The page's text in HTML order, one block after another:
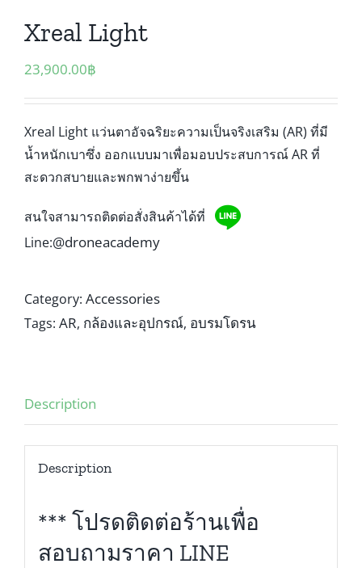
Xreal Light
23,900.00฿
Xreal Light แว่นตาอัจฉริยะความเป็นจริงเสริม (AR) ที่มี
น้ำหนักเบาซึ่ง ออกแบบมาเพื่อมอบประสบการณ์ AR ที่
สะดวกสบายและพกพาง่ายขึ้น
สนใจสามารถติดต่อสั่งสินค้าได้ที่
Line:@droneacademy
Category: Accessories
Tags: AR, กล้องและอุปกรณ์, อบรมโดรน
Description
Description
*** โปรดติดต่อร้านเพื่อ
สอบถามราคา LINE